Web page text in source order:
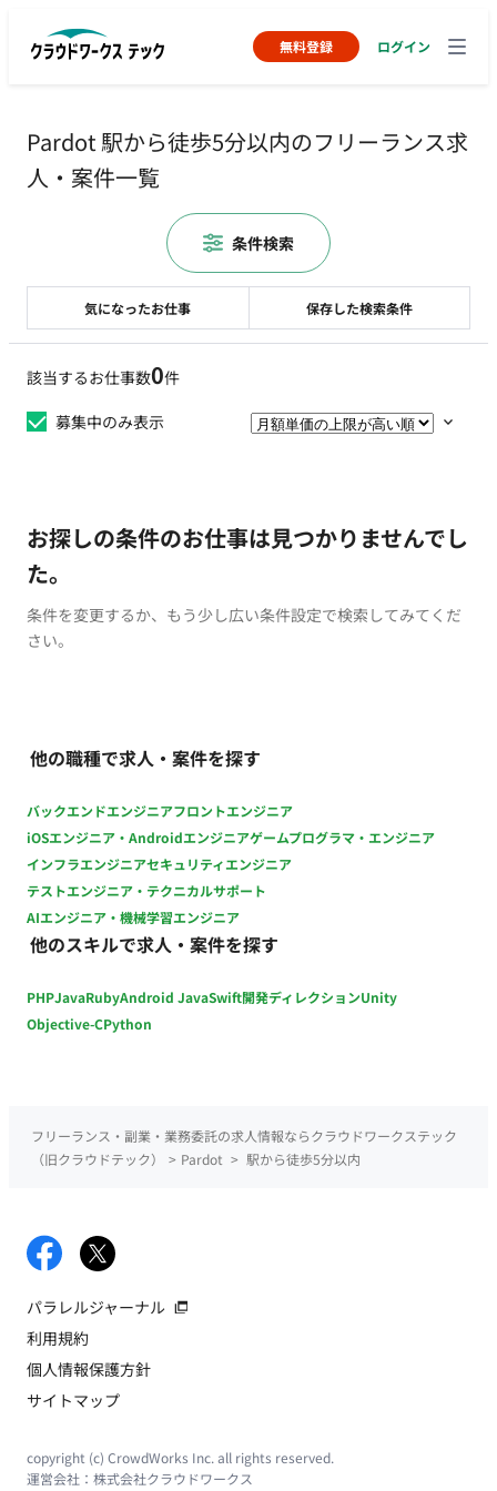
無料登録 ログイン
Pardot 駅から徒歩5分以内のフリーランス求
人・案件一覧
該当するお仕事数0件
募集中のみ表示
お探しの条件のお仕事は見つかりませんでし
た。
条件を変更するか、もう少し広い条件設定で検索してみてくだ
さい。
他の職種で求人・案件を探す
バックエンドエンジニアフロントエンジニア
iOSエンジニア・Androidエンジニアゲームプログラマ・エンジニア
インフラエンジニアセキュリティエンジニア
テストエンジニア・テクニカルサポート
AIエンジニア・機械学習エンジニア
他のスキルで求人・案件を探す
PHPJavaRubyAndroid JavaSwift開発ディレクションUnity
Objective-CPython
気になったお仕事 保存した検索条件
条件検索
フリーランス・副業・業務委託の求人情報ならクラウドワークステック
（旧クラウドテック）
> Pardot > 駅から徒歩5分以内
パラレルジャーナル
利用規約
個人情報保護方針
サイトマップ
copyright (c) CrowdWorks Inc. all rights reserved.
運営会社： 株式会社クラウドワークス